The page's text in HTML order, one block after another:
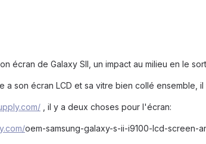
écran de Galaxy SII, un impact au milieu en le
a son écran LCD et sa vitre bien collé ensemble,
, il y a deux choses pour l'écran:
oem-samsung-galaxy-s-ii-i9100-lcd-screen-